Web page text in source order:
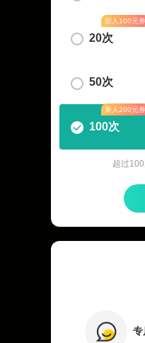
20次
新人100元券
50次
100次
新人200元券
超过
专